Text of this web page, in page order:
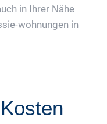
in Ihrer Nähe
wohnungen in